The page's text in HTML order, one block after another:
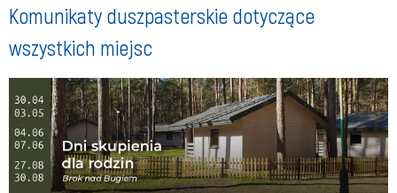
Komunikaty duszpasterskie dotyczące
wszystkich miejsc